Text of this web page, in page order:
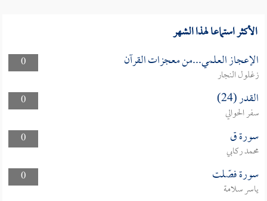
الأكثر استماعا لهذا الشهر
0 الإعجاز العلمي...من معجزات القرآن
زغلول النجار
0
القدر (24)
سفر الحوالي
0
سورة ق
محمد ركابي
0
سورة فصّلت
ياسر سلامة